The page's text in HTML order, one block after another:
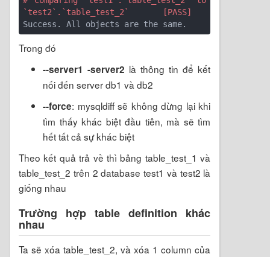
`test2`.`table_test_2`       [PASS]
Trong đó
--server1 -server2 là thông tin để kết
nối đến server db1 và db2
--force: mysqldiff sẽ không dừng lại khi
tìm thấy khác biệt đầu tiên, mà sẽ tìm
hết tất cả sự khác biệt
Theo kết quả trả về thì bảng table_test_1 và
table_test_2 trên 2 database test1 và test2 là
giống nhau
Trường hợp table definition khác
nhau
Ta sẽ xóa table_test_2, và xóa 1 column của